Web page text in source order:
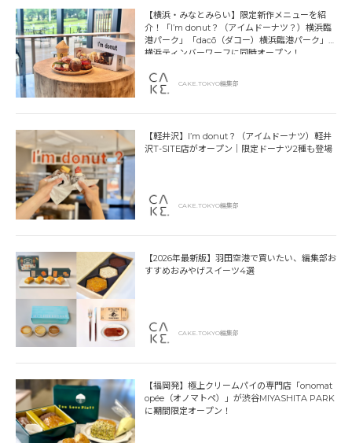
【横浜・みなとみらい】限定新作メニューを紹
介！「I’m donut？（アイムドーナツ？）横浜臨
港パーク」「dacō（ダコー）横浜臨港パーク」
横浜ティンバーワーフに同時オープン！
CAKE.TOKYO編集部
【軽井沢】I’m donut？（アイムドーナツ）軽井
沢T-SITE店がオープン｜限定ドーナツ2種も登場
CAKE.TOKYO編集部
【2026年最新版】羽田空港で買いたい、編集部お
すすめおみやげスイーツ4選
CAKE.TOKYO編集部
【福岡発】極上クリームパイの専門店「onomat
opée（オノマトペ）」が渋谷MIYASHITA PARK
に期間限定オープン！